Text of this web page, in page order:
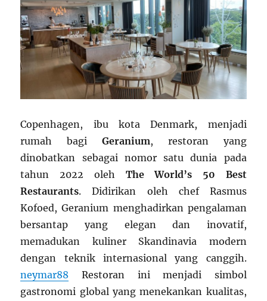
Copenhagen, ibu kota Denmark, menjadi
rumah bagi Geranium, restoran yang
dinobatkan sebagai nomor satu dunia pada
tahun 2022 oleh The World’s 50 Best
Restaurants. Didirikan oleh chef Rasmus
Kofoed, Geranium menghadirkan pengalaman
bersantap yang elegan dan inovatif,
memadukan kuliner Skandinavia modern
dengan teknik internasional yang canggih.
neymar88 Restoran ini menjadi simbol
gastronomi global yang menekankan kualitas,